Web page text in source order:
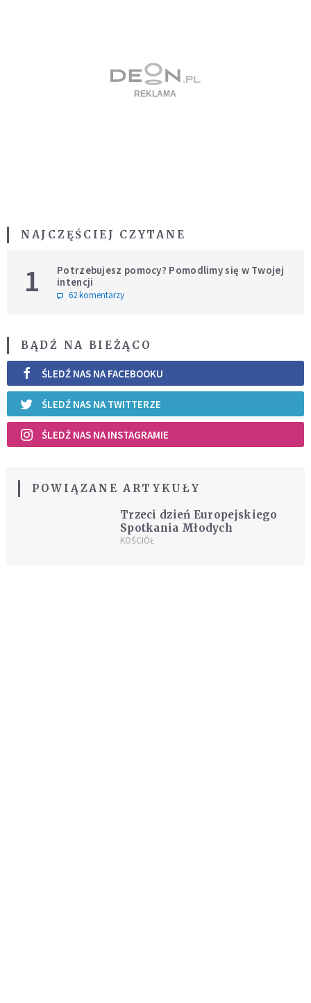
NAJCZĘŚCIEJ CZYTANE
1
Potrzebujesz pomocy? Pomodlimy się w Twojej
intencji
62 komentarzy
BĄDŹ NA BIEŻĄCO
ŚLEDŹ NAS NA FACEBOOKU
ŚLEDŹ NAS NA TWITTERZE
ŚLEDŹ NAS NA INSTAGRAMIE
POWIĄZANE ARTYKUŁY
Trzeci dzień Europejskiego
Spotkania Młodych
KOŚCIÓŁ